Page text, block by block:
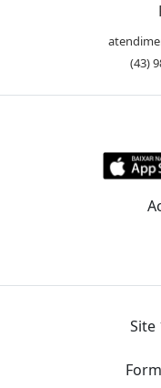
(43)
Site